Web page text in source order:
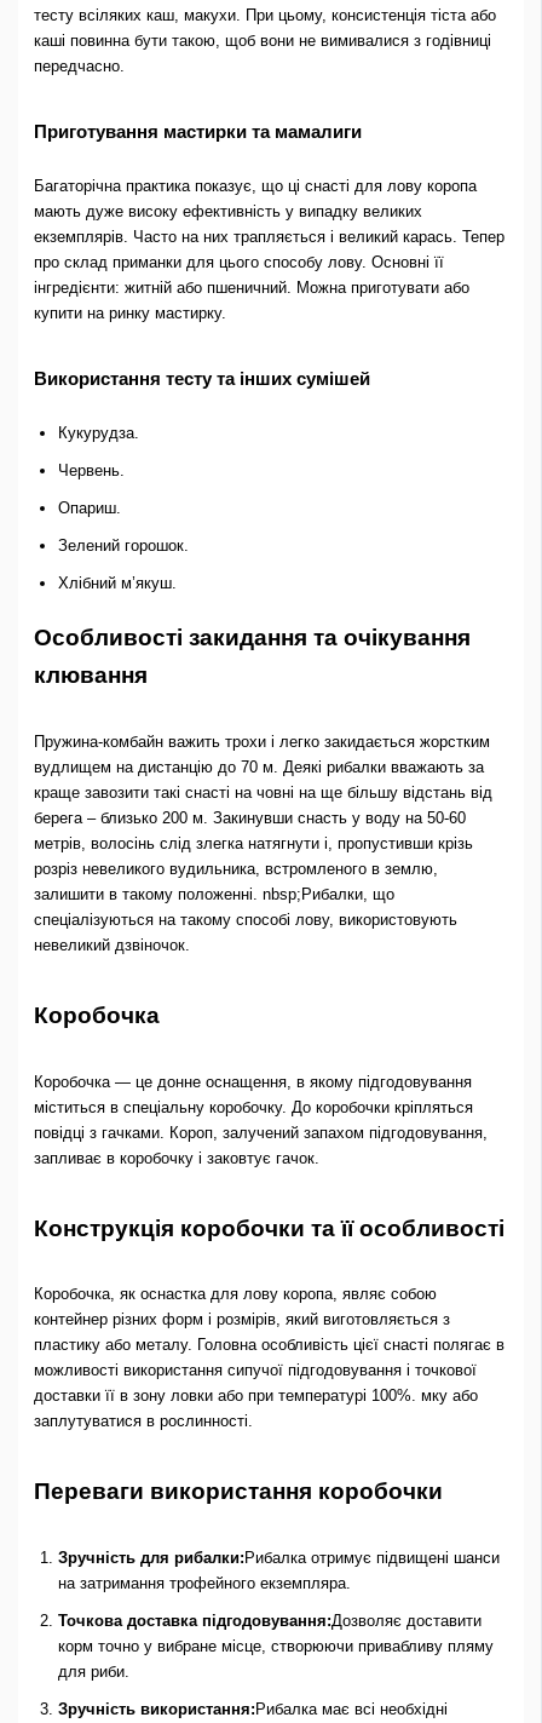
тесту всіляких каш, макухи. При цьому, консистенція тіста або
каші повинна бути такою, щоб вони не вимивалися з годівниці
передчасно.
Приготування мастирки та мамалиги
Багаторічна практика показує, що ці снасті для лову коропа
мають дуже високу ефективність у випадку великих
екземплярів. Часто на них трапляється і великий карась. Тепер
про склад приманки для цього способу лову. Основні її
інгредієнти: житній або пшеничний. Можна приготувати або
купити на ринку мастирку.
Використання тесту та інших сумішей
Кукурудза.
Червень.
Опариш.
Зелений горошок.
Хлібний м’якуш.
Особливості закидання та очікування
клювання
Пружина-комбайн важить трохи і легко закидається жорстким
вудлищем на дистанцію до 70 м. Деякі рибалки вважають за
краще завозити такі снасті на човні на ще більшу відстань від
берега – близько 200 м. Закинувши снасть у воду на 50-60
метрів, волосінь слід злегка натягнути і, пропустивши крізь
розріз невеликого вудильника, встромленого в землю,
залишити в такому положенні. nbsp;Рибалки, що
спеціалізуються на такому способі лову, використовують
невеликий дзвіночок.
Коробочка
Коробочка — це донне оснащення, в якому підгодовування
міститься в спеціальну коробочку. До коробочки кріпляться
повідці з гачками. Короп, залучений запахом підгодовування,
запливає в коробочку і заковтує гачок.
Конструкція коробочки та її особливості
Коробочка, як оснастка для лову коропа, являє собою
контейнер різних форм і розмірів, який виготовляється з
пластику або металу. Головна особливість цієї снасті полягає в
можливості використання сипучої підгодовування і точкової
доставки її в зону ловки або при температурі 100%. мку або
заплутуватися в рослинності.
Переваги використання коробочки
Зручність для рибалки: Рибалка отримує підвищені шанси
на затримання трофейного екземпляра.
Точкова доставка підгодовування:Дозволяє доставити
корм точно у вибране місце, створюючи привабливу пляму
для риби.
Зручність використання: Рибалка має всі необхідні